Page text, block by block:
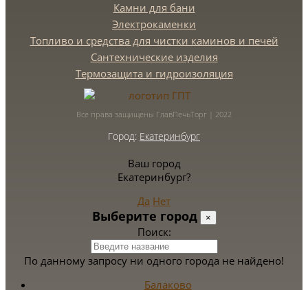
Камни для бани
Электрокаменки
Топливо и средства для чистки каминов и печей
Сантехнические изделия
Термозащита и гидроизоляция
Все права защищены ГлавПечьТорг | 2022
Город: Екатеринбург
Ваш город
Екатеринбург?
Да Нет
Выберите город ×
Поиск:
По данному запросу ни одного города не найдено!
Балаково